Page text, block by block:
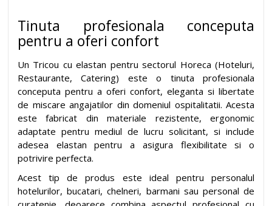
Tinuta profesionala conceputa
pentru a oferi confort
Un Tricou cu elastan pentru sectorul Horeca (Hoteluri,
Restaurante, Catering) este o tinuta profesionala
conceputa pentru a oferi confort, eleganta si libertate
de miscare angajatilor din domeniul ospitalitatii. Acesta
este fabricat din materiale rezistente, ergonomic
adaptate pentru mediul de lucru solicitant, si include
adesea elastan pentru a asigura flexibilitate si o
potrivire perfecta.
Acest tip de produs este ideal pentru personalul
hotelurilor, bucatari, chelneri, barmani sau personal de